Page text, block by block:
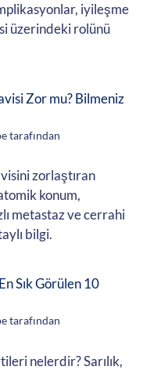
iyileşme
üzerindeki rolünü
Zor mu? Bilmeniz
tarafından
zorlaştıran
konum,
metastaz ve cerrahi
bilgi.
Sık Görülen 10
tarafından
nelerdir? Sarılık,